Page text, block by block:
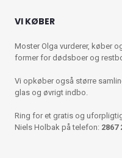
VI KØBER
Moster Olga vurderer, køber
former for dødsboer og
Vi opkøber også større
glas og øvrigt indbo.
Ring for et gratis og
Niels Holbak på telefon: 2867